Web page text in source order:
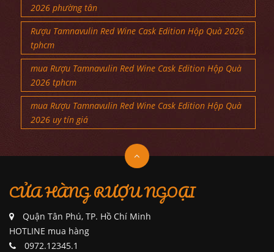
2026 phường tân
Rượu Tamnavulin Red Wine Cask Edition Hộp Quà 2026
tphcm
mua Rượu Tamnavulin Red Wine Cask Edition Hộp Quà
2026 tphcm
mua Rượu Tamnavulin Red Wine Cask Edition Hộp Quà
2026 uy tín giá
CỬA HÀNG RƯỢU NGOẠI
Quận Tân Phú, TP. Hồ Chí Minh
HOTLINE mua hàng
0972.12345.1